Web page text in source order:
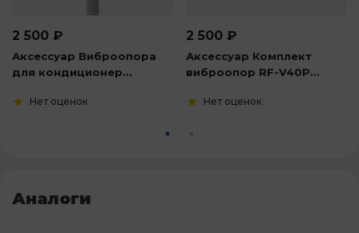
2 500 ₽
Аксессуар Виброопора
для кондиционер...
Нет оценок
2 500 ₽
Аксессуар Комплект
виброопор RF-V40P...
Нет оценок
Аналоги